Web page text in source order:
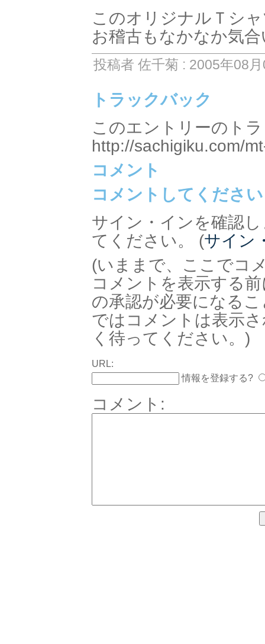
このオリジナルＴシ
お稽古もなかなか気
投稿者 佐千菊 : 2005年08
トラックバック
このエントリーのト
http://sachigiku.com/
コメント
コメントしてください
サイン・インを確認
てください。 (サイン
(いままで、ここでコ
コメントを表示する
の承認が必要になる
ではコメントは表示
く待ってください。)
URL:
情報を登録する?
コメント: